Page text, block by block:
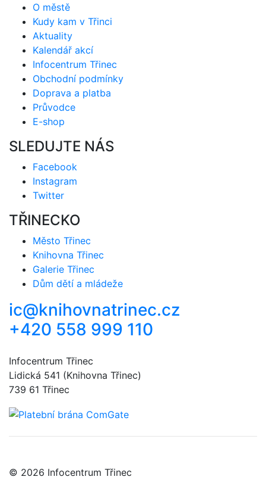
O městě
Kudy kam v Třinci
Aktuality
Kalendář akcí
Infocentrum Třinec
Obchodní podmínky
Doprava a platba
Průvodce
E-shop
SLEDUJTE NÁS
Facebook
Instagram
Twitter
TŘINECKO
Město Třinec
Knihovna Třinec
Galerie Třinec
Dům dětí a mládeže
ic@knihovnatrinec.cz
+420 558 999 110
Infocentrum Třinec
Lidická 541 (Knihovna Třinec)
739 61 Třinec
© 2026 Infocentrum Třinec